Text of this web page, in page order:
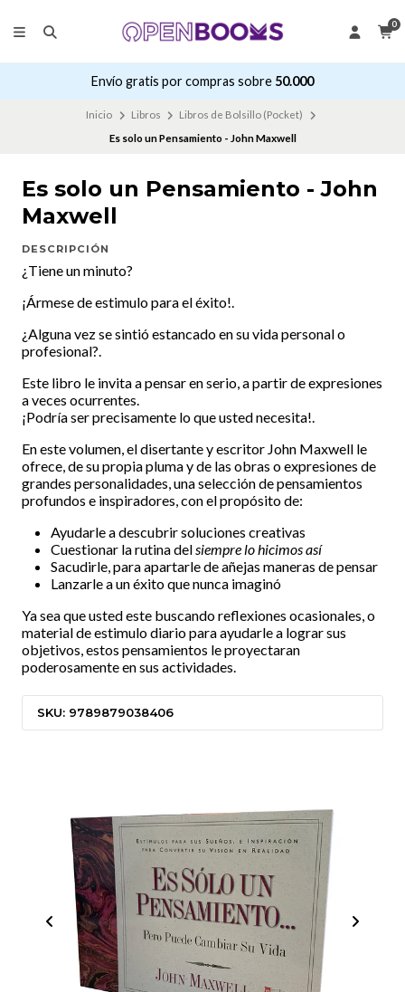
0
Envío gratis por compras sobre 50.000
Inicio Libros
Libros de Bolsillo (Pocket)
Es solo un Pensamiento - John Maxwell
Es solo un Pensamiento - John
Maxwell
DESCRIPCIÓN
¿Tiene un minuto?
¡Ármese de estimulo para el éxito!.
¿Alguna vez se sintió estancado en su vida personal o
profesional?.
Este libro le invita a pensar en serio, a partir de expresiones
a veces ocurrentes.
¡Podría ser precisamente lo que usted necesita!.
En este volumen, el disertante y escritor John Maxwell le
ofrece, de su propia pluma y de las obras o expresiones de
grandes personalidades, una selección de pensamientos
profundos e inspiradores, con el propósito de:
Ayudarle a descubrir soluciones creativas
Cuestionar la rutina delsiempre lo hicimos así
Sacudirle, para apartarle de añejas maneras de pensar
Lanzarle a un éxito que nunca imaginó
Ya sea que usted este buscando reflexiones ocasionales, o
material de estimulo diario para ayudarle a lograr sus
objetivos, estos pensamientos le proyectaran
poderosamente en sus actividades.
SKU: 9789879038406